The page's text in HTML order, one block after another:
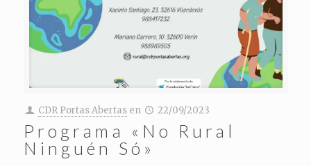
CDR Portas Abertas en 22/09/2023
Programa «No Rural
Ninguén Só»